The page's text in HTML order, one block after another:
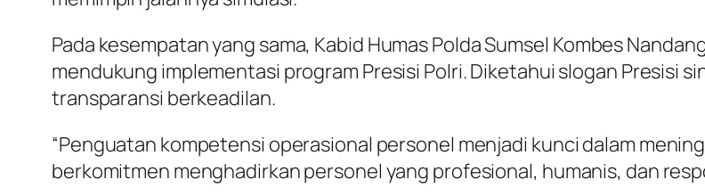
Pada kesempatan yang sama, Kabid Humas Polda Sumsel Kombes
mendukung implementasi program Presisi Polri. Diketahui slogan Presisi
transparansi berkeadilan.
“Penguatan kompetensi operasional personel menjadi kunci dalam
berkomitmen menghadirkan personel yang profesional, humanis, dan